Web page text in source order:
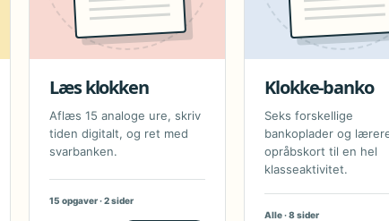
Læs klokken
Aflæs 15 analoge ure, skriv
tiden digitalt, og ret med
svarbanken.
15 opgaver · 2 sider
Klokke-banko
Seks forskellige
bankoplader og
opråbskort til en hel
klasseaktivitet.
Alle · 8 sider